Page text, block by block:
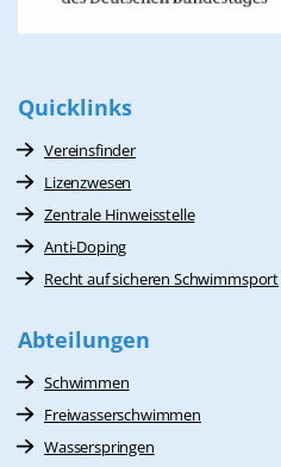
Quicklinks
Vereinsfinder
Lizenzwesen
Zentrale Hinweisstelle
Anti-Doping
Recht auf sicheren Schwimmsport
Abteilungen
Schwimmen
Freiwasserschwimmen
Wasserspringen